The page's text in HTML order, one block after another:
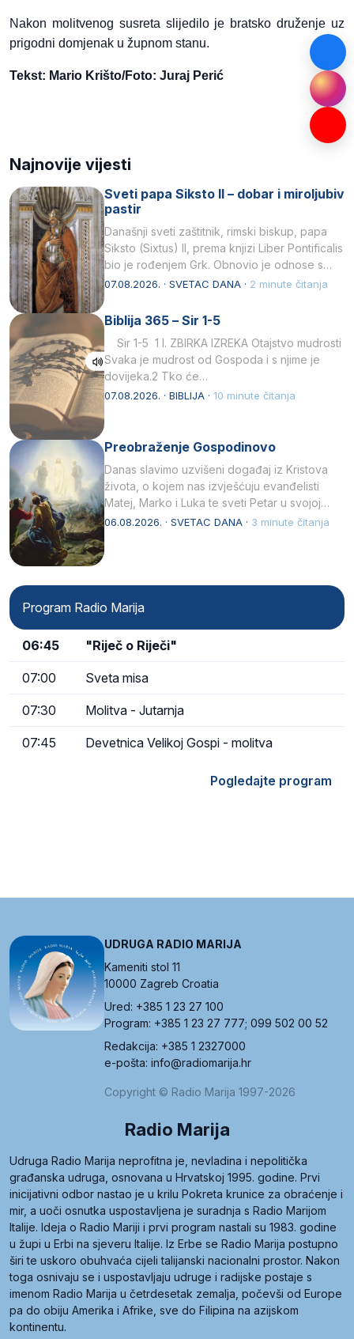
Nakon molitvenog susreta slijedilo je bratsko druženje uz
prigodni domjenak u župnom stanu.
Tekst: Mario Krišto/Foto: Juraj Perić
Najnovije vijesti
Sveti papa Siksto II – dobar i miroljubiv
pastir
Današnji sveti zaštitnik, rimski biskup, papa
Siksto (Sixtus) II, prema knjizi Liber Pontificalis
bio je rođenjem Grk. Obnovio je odnose s
afričkim…
07.08.2026. · SVETAC DANA · 2 minute čitanja
Biblija 365 – Sir 1-5
Sir 1-5 1 I. ZBIRKA IZREKA Otajstvo mudrosti
Svaka je mudrost od Gospoda i s njime je
dovijeka.2 Tko će…
07.08.2026. · BIBLIJA · 10 minute čitanja
Preobraženje Gospodinovo
Danas slavimo uzvišeni događaj iz Kristova
života, o kojem nas izvješćuju evanđelisti
Matej, Marko i Luka te sveti Petar u svojoj
drugoj…
06.08.2026. · SVETAC DANA · 3 minute čitanja
Program Radio Marija
06:45 "Riječ o Riječi"
07:00 Sveta misa
07:30 Molitva - Jutarnja
07:45 Devetnica Velikoj Gospi - molitva
Pogledajte program
UDRUGA RADIO MARIJA
Kameniti stol 11
10000 Zagreb Croatia
Ured: +385 1 23 27 100
Program: +385 1 23 27 777; 099 502 00 52
Redakcija: +385 1 2327000
e-pošta: info@radiomarija.hr
Copyright © Radio Marija 1997-2026
Radio Marija
Udruga Radio Marija neprofitna je, nevladina i nepolitička
građanska udruga, osnovana u Hrvatskoj 1995. godine. Prvi
inicijativni odbor nastao je u krilu Pokreta krunice za obraćenje i
mir, a uoči osnutka uspostavljena je suradnja s Radio Marijom
Italije. Ideja o Radio Mariji i prvi program nastali su 1983. godine
u župi u Erbi na sjeveru Italije. Iz Erbe se Radio Marija postupno
širi te uskoro obuhvaća cijeli talijanski nacionalni prostor. Nakon
toga osnivaju se i uspostavljaju udruge i radijske postaje s
imenom Radio Marija u četrdesetak zemalja, počevši od Europe
pa do obiju Amerika i Afrike, sve do Filipina na azijskom
kontinentu.